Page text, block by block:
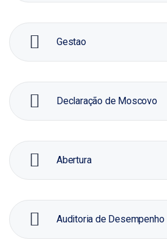
Gestao
Declaração de Moscovo
Abertura
Auditoria de Desempenho